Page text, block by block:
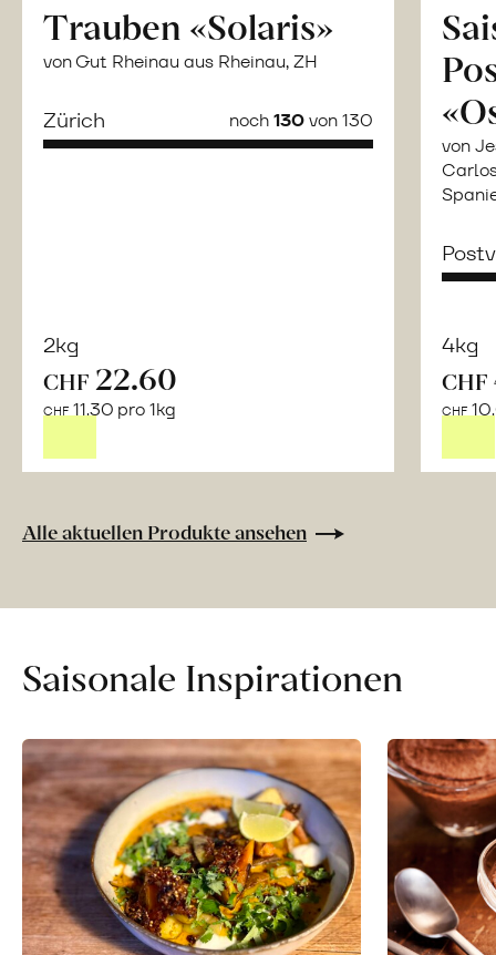
Trauben «Solaris»
von Gut Rheinau aus Rheinau, ZH
Zürich noch130von 130
2kg
CHF 22.60
CHF 11.30 pro 1kg
Frische
Mango
von
4kg
CHF
CHF
Alle aktuellen Produkte ansehen
Saisonale Inspirationen